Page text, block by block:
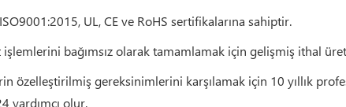
UL, CE ve RoHS sertifikalarına sahiptir.
işlemlerini bağımsız olarak tamamlamak için gelişmiş ithal
özelleştirilmiş gereksinimlerini karşılamak için 10 yıllık
yardımcı olur.